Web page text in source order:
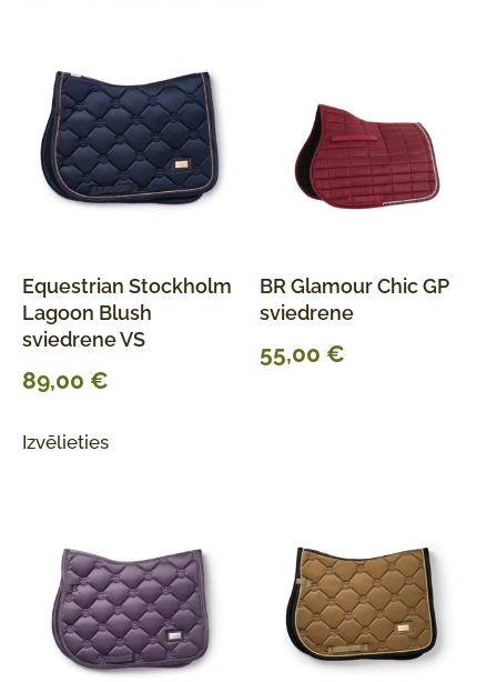
Equestrian Stockholm
Lagoon Blush
sviedrene VS
89,00 €
Izvēlieties
BR Glamour Chic GP
sviedrene
55,00 €